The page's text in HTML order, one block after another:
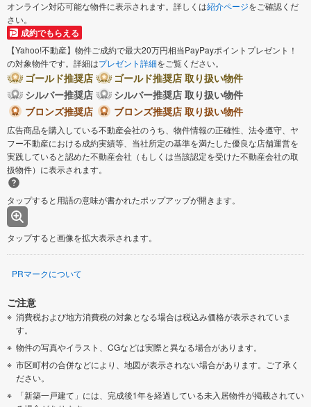
オンライン対応可能な物件に表示されます。詳しくは紹介ページをご確認くだ
さい。
成約でもらえる
【Yahoo!不動産】物件ご成約で最大20万円相当PayPayポイントプレゼント！
の対象物件です。詳細はプレゼント詳細をご覧ください。
ゴールド推奨店
ゴールド推奨店 取り扱い物件
シルバー推奨店
シルバー推奨店 取り扱い物件
ブロンズ推奨店
ブロンズ推奨店 取り扱い物件
広告商品を購入している不動産会社のうち、物件情報の正確性、法令遵守、ヤ
フー不動産における成約実績等、当社所定の基準を満たした優良な店舗運営を
実践していると認めた不動産会社（もしくは当該認定を受けた不動産会社の取
扱物件）に表示されます。
タップすると用語の意味が書かれたポップアップが開きます。
タップすると画像を拡大表示されます。
PRマークについて
ご注意
消費税および地方消費税の対象となる場合は税込み価格が表示されていま
す。
物件の写真やイラスト、CGなどは実際と異なる場合があります。
市区町村の合併などにより、地図が表示されない場合があります。ご了承く
ださい。
「新築一戸建て」には、完成後1年を経過している未入居物件が掲載されてい